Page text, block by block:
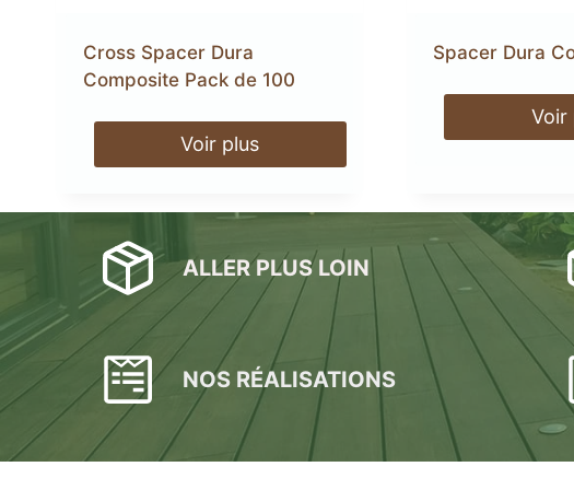
Plots réglables
incombustibles en acier
Cross Spacer Dura
Composite Pack de 100
Voir plus
Spacer Dura
Voir
ALLER PLUS LOIN
NOS RÉALISATIONS